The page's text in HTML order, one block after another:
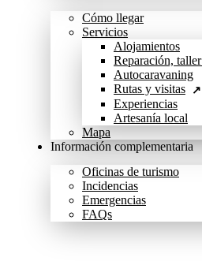
Cómo llegar
Servicios
Alojamientos
Reparación,
Autocaravaning
Rutas y visitas
Experiencias
Artesanía local
Mapa
Información complementaria
Oficinas de turismo
Incidencias
Emergencias
FAQs